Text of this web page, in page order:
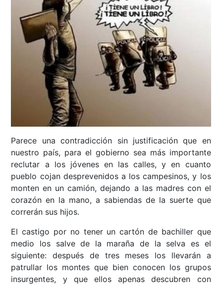
Parece una contradicción sin justificación que en
nuestro país, para el gobierno sea más importante
reclutar a los jóvenes en las calles, y en cuanto
pueblo cojan desprevenidos a los campesinos, y los
monten en un camión, dejando a las madres con el
corazón en la mano, a sabiendas de la suerte que
correrán sus hijos.
El castigo por no tener un cartón de bachiller que
medio los salve de la maraña de la selva es el
siguiente: después de tres meses los llevarán a
patrullar los montes que bien conocen los grupos
insurgentes, y que ellos apenas descubren con